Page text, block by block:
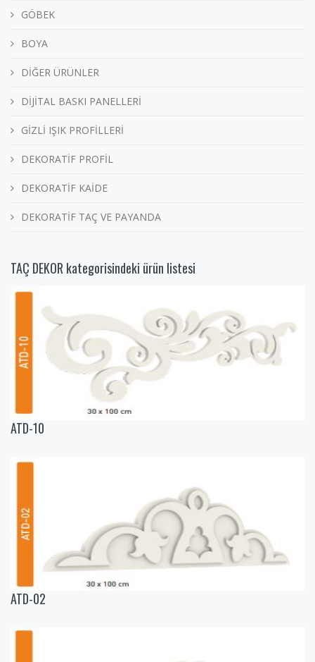
GÖBEK
BOYA
DİĞER ÜRÜNLER
DİJİTAL BASKI PANELLERİ
GİZLİ IŞIK PROFİLLERİ
DEKORATİF PROFİL
DEKORATİF KAİDE
DEKORATİF TAÇ VE PAYANDA
TAÇ DEKOR kategorisindeki ürün listesi
ATD-10
ATD-02